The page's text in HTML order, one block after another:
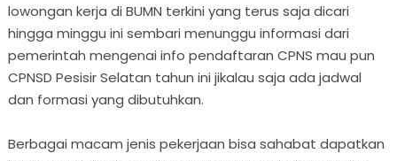
lowongan kerja di BUMN terkini yang terus saja dicari
hingga minggu ini sembari menunggu informasi dari
pemerintah mengenai info pendaftaran CPNS mau pun
CPNSD Pesisir Selatan tahun ini jikalau saja ada jadwal
dan formasi yang dibutuhkan.
Berbagai macam jenis pekerjaan bisa sahabat dapatkan